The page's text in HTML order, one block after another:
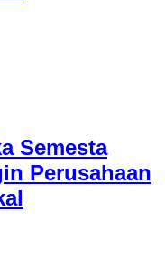
Semesta
Perusahaan